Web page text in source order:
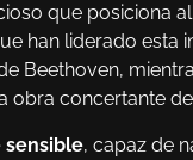
que posiciona
han liderado esta
Beethoven,
obra concertante
sensible, capaz de